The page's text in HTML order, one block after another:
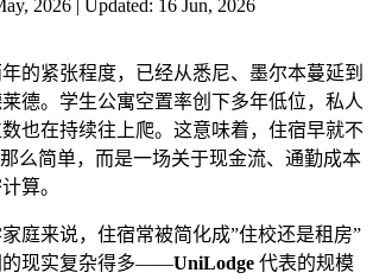
2026 | Updated: 16 Jun, 2026
的紧张程度，已经从悉尼、墨尔本蔓延到
德。学生公寓空置率创下多年低位，私人
也在持续往上爬。这意味着，住宿早就不
么简单，而是一场关于现金流、通勤成本
算。
庭来说，住宿常被简化成”住校还是租房”
的现实复杂得多——UniLodge 代表的规模